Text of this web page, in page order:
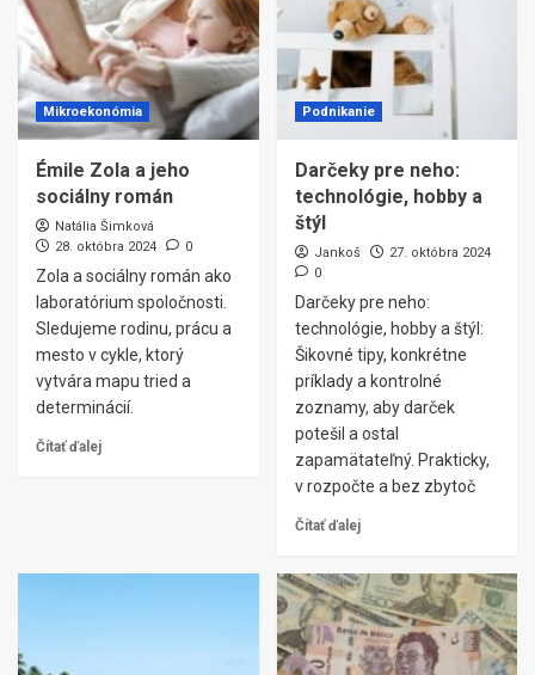
Mikroekonómia
Émile Zola a jeho
sociálny román
Natália Šimková
28. októbra 2024
0
Zola a sociálny román ako
laboratórium spoločnosti.
Sledujeme rodinu, prácu a
mesto v cykle, ktorý
vytvára mapu tried a
determinácií.
Čítať ďalej
Podnikanie
Darčeky pre neho:
technológie, hobby a
štýl
Jankoš
27. októbra 2024
0
Darčeky pre neho:
technológie, hobby a štýl:
Šikovné tipy, konkrétne
príklady a kontrolné
zoznamy, aby darček
potešil a ostal
zapamätateľný. Prakticky,
v rozpočte a bez zbytoč
Čítať ďalej